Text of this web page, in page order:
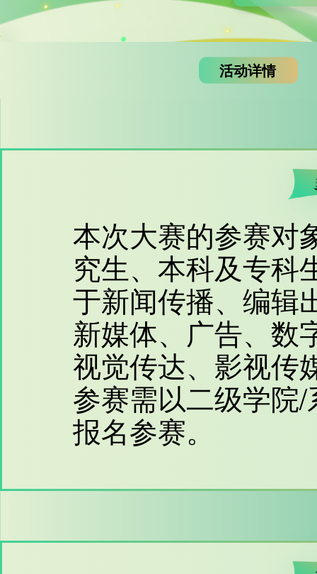
活动详情
本次大赛的参赛对
究生、本科及专科
于新闻传播、编辑
新媒体、广告、数
视觉传达、影视传
参赛需以二级学院
报名参赛。